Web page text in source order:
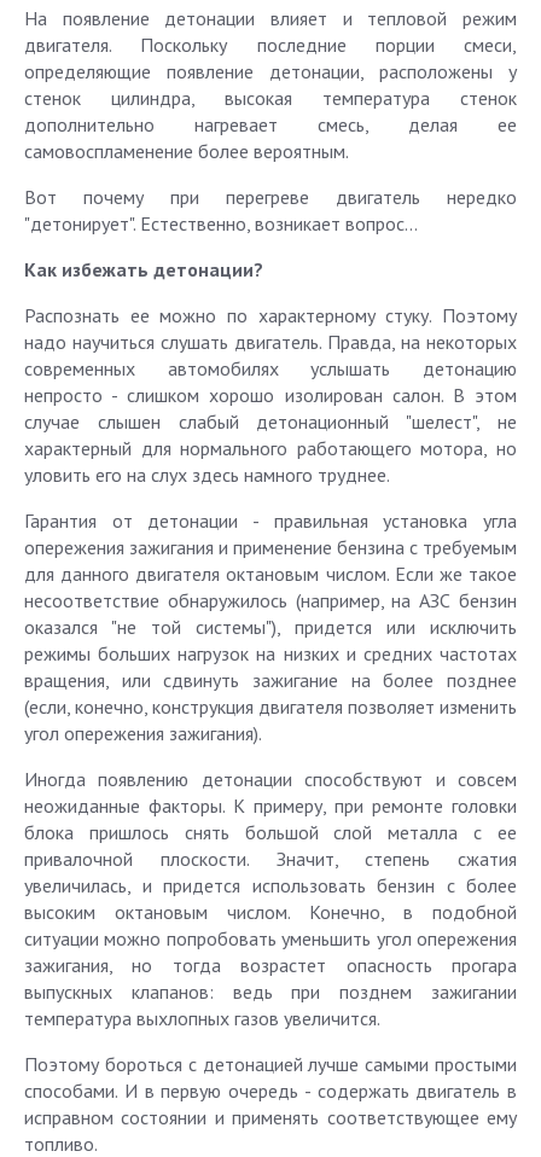
На появление детонации влияет и тепловой режим
двигателя. Поскольку последние порции смеси,
определяющие появление детонации, расположены у
стенок цилиндра, высокая температура стенок
дополнительно нагревает смесь, делая ее
самовоспламенение более вероятным.
Вот почему при перегреве двигатель нередко
"детонирует". Естественно, возникает вопрос...
Как избежать детонации?
Распознать ее можно по характерному стуку. Поэтому
надо научиться слушать двигатель. Правда, на некоторых
современных автомобилях услышать детонацию
непросто - слишком хорошо изолирован салон. В этом
случае слышен слабый детонационный "шелест", не
характерный для нормального работающего мотора, но
уловить его на слух здесь намного труднее.
Гарантия от детонации - правильная установка угла
опережения зажигания и применение бензина с требуемым
для данного двигателя октановым числом. Если же такое
несоответствие обнаружилось (например, на АЗС бензин
оказался "не той системы"), придется или исключить
режимы больших нагрузок на низких и средних частотах
вращения, или сдвинуть зажигание на более позднее
(если, конечно, конструкция двигателя позволяет изменить
угол опережения зажигания).
Иногда появлению детонации способствуют и совсем
неожиданные факторы. К примеру, при ремонте головки
блока пришлось снять большой слой металла с ее
привалочной плоскости. Значит, степень сжатия
увеличилась, и придется использовать бензин с более
высоким октановым числом. Конечно, в подобной
ситуации можно попробовать уменьшить угол опережения
зажигания, но тогда возрастет опасность прогара
выпускных клапанов: ведь при позднем зажигании
температура выхлопных газов увеличится.
Поэтому бороться с детонацией лучше самыми простыми
способами. И в первую очередь - содержать двигатель в
исправном состоянии и применять соответствующее ему
топливо.